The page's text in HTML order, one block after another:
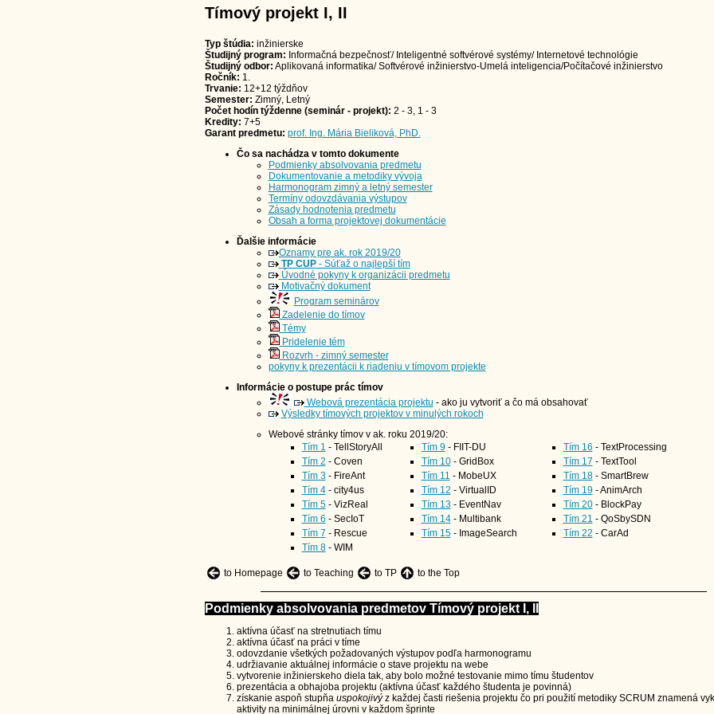
Tímový projekt I, II
Typ štúdia: inžinierske
Študijný program: Informačná bezpečnosť/ Inteligentné softvérové systémy/ Internetové technológie
Študijný odbor: Aplikovaná informatika/ Softvérové inžinierstvo-Umelá inteligencia/Počítačové inžinierstvo
Ročník: 1.
Trvanie: 12+12 týždňov
Semester: Zimný, Letný
Počet hodín týždenne (seminár - projekt): 2 - 3, 1 - 3
Kredity: 7+5
Garant predmetu: prof. Ing. Mária Bieliková, PhD.
Čo sa nachádza v tomto dokumente
Podmienky absolvovania predmetu
Dokumentovanie a metodiky vývoja
Harmonogram zimný a letný semester
Termíny odovzdávania výstupov
Zásady hodnotenia predmetu
Obsah a forma projektovej dokumentácie
Ďalšie informácie
Oznamy pre ak. rok 2019/20
TP CUP- Súťaž o najlepší tím
Úvodné pokyny k organizácii predmetu
Motivačný dokument
Program seminárov
Zadelenie do tímov
Témy
Pridelenie tém
Rozvrh - zimný semester
pokyny k prezentácii k riadeniu v tímovom projekte
Informácie o postupe prác tímov
Webová prezentácia projektu - ako ju vytvoriť a čo má obsahovať
Výsledky tímových projektov v minulých rokoch
Webové stránky tímov v ak. roku 2019/20:
Tím 1 - TellStoryAll Tím 9- FIIT-DU Tím 16 - TextProcessing
Tím 2 - Coven Tím 10- GridBox Tím 17 - TextTool
Tím 3- FireAnt Tím 11 - MobeUX Tím 18- SmartBrew
Tím 4- city4us Tím 12 - VirtualID Tím 19- AnimArch
Tím 5- VizReal Tím 13- EventNav Tím 20- BlockPay
Tím 6 - SecIoT Tím 14- Multibank Tím 21 - QoSbySDN
Tím 7 - Rescue Tím 15- ImageSearch Tím 22 - CarAd
Tím 8- WIM
to Homepage to Teaching to TP to the Top
Podmienky absolvovania predmetov Tímový projekt I, II
aktívna účasť na stretnutiach tímu
aktívna účasť na práci v tíme
odovzdanie všetkých požadovaných výstupov podľa harmonogramu
udržiavanie aktuálnej informácie o stave projektu na webe
vytvorenie inžinierskeho diela tak, aby bolo možné testovanie mimo tímu študentov
prezentácia a obhajoba projektu (aktívna účasť každého študenta je povinná)
získanie aspoň stupňa uspokojivýz každej časti riešenia projektu čo pri použití metodiky SCRUM znamená
aktivity na minimálnej úrovni v každom šprinte